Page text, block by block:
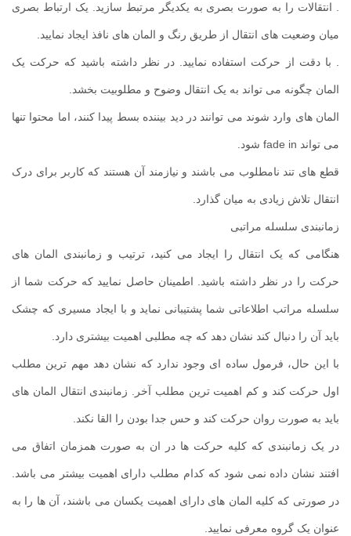
. انتقالات را به صورت بصری به یکدیگر مرتبط سازید. یک ارتباط بصری
میان وضعیت های انتقال از طریق رنگ و المان های نافذ ایجاد نمایید.
. با دقت از حرکت استفاده نمایید. در نظر داشته باشید که حرکت یک
المان چگونه می تواند به یک انتقال وضوح و مطلوبیت بخشد.
المان های وارد شوند می توانند در دید بیننده بسط پیدا کنند، اما محتوا تنها
می تواند fade in شود.
قطع های تند نامطلوب می باشند و نیازمند آن هستند که کاربر برای درک
انتقال تلاش زیادی به میان گذارد.
زمانبندی سلسله مراتبی
هنگامی که یک انتقال را ایجاد می کنید، ترتیب و زمانبندی المان های
حرکت را در نظر داشته باشید. اطمینان حاصل نمایید که حرکت شما از
سلسله مراتب اطلاعاتی شما پشتیبانی نماید و با ایجاد مسیری که چشک
باید آن را دنبال کند نشان دهد که چه مطلبی اهمیت بیشتری دارد.
با این حال، فرمول ساده ای وجود ندارد که نشان دهد مهم ترین مطلب
اول حرکت کند و کم اهمیت ترین مطلب آخر. زمانبندی انتقال المان های
باید به صورت روان حرکت کند و حس جدا بودن را القا نکند.
در یک زمانبندی که کلیه حرکت ها در ان به صورت همزمان اتفاق می
افتند نشان داده نمی شود که کدام مطلب دارای اهمیت بیشتر می باشد.
در صورتی که کلیه المان های دارای اهمیت یکسان می باشند، آن ها را به
عنوان یک گروه معرفی نمایید.